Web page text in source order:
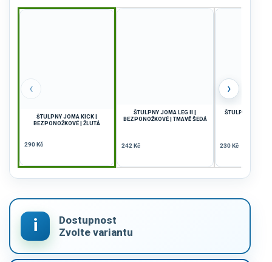
‹
ŠTULPNY JOMA KICK |
BEZPONOŽKOVÉ | ŽLUTÁ
290 Kč
ŠTULPNY JOMA LEG II |
BEZPONOŽKOVÉ | TMAVĚ ŠEDÁ
242 Kč
ŠTULPNY JOMA
230 Kč
›